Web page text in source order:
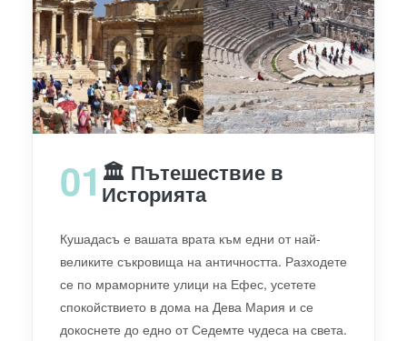
01 🏛️ Пътешествие в
Историята
Кушадасъ е вашата врата към едни от най-
великите съкровища на античността. Разходете
се по мраморните улици на Ефес, усетете
спокойствието в дома на Дева Мария и се
докоснете до едно от Седемте чудеса на света.